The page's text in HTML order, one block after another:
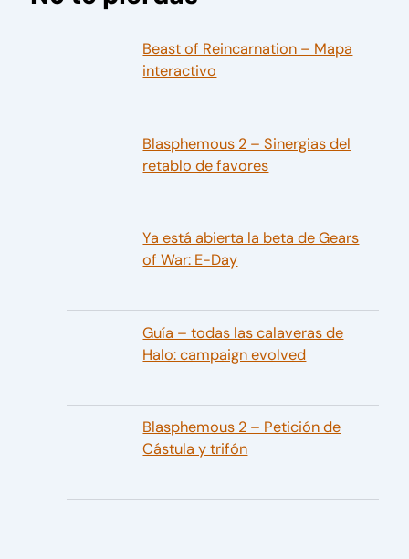
Beast of Reincarnation – Mapa
interactivo
Blasphemous 2 – Sinergias del
retablo de favores
Ya está abierta la beta de Gears
of War: E-Day
Guía – todas las calaveras de
Halo: campaign evolved
Blasphemous 2 – Petición de
Cástula y trifón